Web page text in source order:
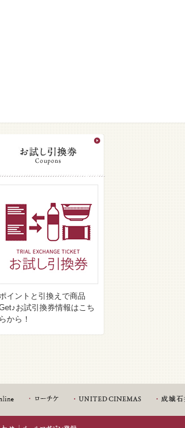
イントと引換えで商品
お試引換券情報はこち
らから！